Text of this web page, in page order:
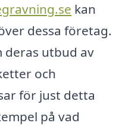
kan
dessa företag.
deras utbud av
och
för just detta
på vad